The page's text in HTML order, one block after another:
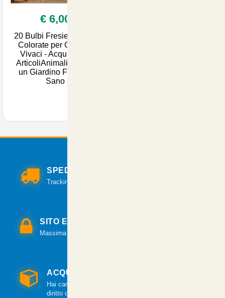
€ 6,00
20 Bulbi Fresie Doppie
Colorate per Giardini
Vivaci - Acquista su
ArticoliAnimali.net per
un Giardino Fiorito e
Sano
SPEDIZIONI VELOCI
Tracking per il monitoraggio della spedizione.
SITO E PAGAMENTI SICURI
Massima sicurezza per tutte le modalità di pagamento.
ACQUISTO GARANTITO
Hai cambiato idea? Hai 14 giorni per esercitare il
diritto di recesso.